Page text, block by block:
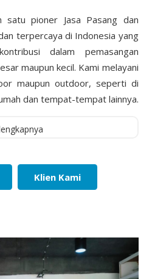
satu pioner Jasa Pasang dan
terpercaya di Indonesia yang
dalam pemasangan
maupun kecil. Kami melayani
maupun outdoor, seperti di
dan tempat-tempat lainnya.
Klien Kami